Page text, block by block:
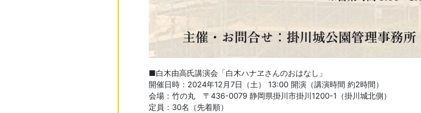
■白木由高氏講演会「白木ハナヱさんのおはなし」
開催日時：2024年12月7日（土） 13:00 開演（講演時間 約2時間）
会場：竹の丸 〒436-0079 静岡県掛川市掛川1200-1（掛川城北側）
定員：30名（先着順）